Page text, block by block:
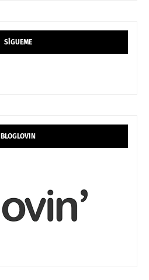
SÍGUEME
BLOGLOVIN